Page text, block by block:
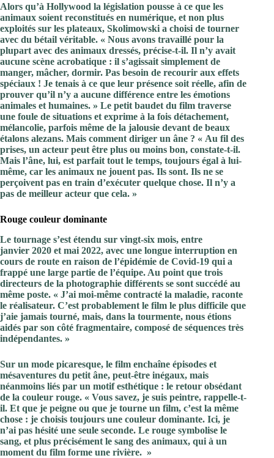
Alors qu’à Hollywood la législation pousse à ce que les
animaux soient reconstitués en numérique, et non plus
exploités sur les plateaux, Skolimowski a choisi de tourner
avec du bétail véritable. « Nous avons travaillé pour la
plupart avec des animaux dressés, précise-t-il. Il n’y avait
aucune scène acrobatique : il s’agissait simplement de
manger, mâcher, dormir. Pas besoin de recourir aux effets
spéciaux ! Je tenais à ce que leur présence soit réelle, afin de
prouver qu’il n’y a aucune différence entre les émotions
animales et humaines. » Le petit baudet du film traverse
une foule de situations et exprime à la fois détachement,
mélancolie, parfois même de la jalousie devant de beaux
étalons alezans. Mais comment diriger un âne ? « Au fil des
prises, un acteur peut être plus ou moins bon, constate-t-il.
Mais l’âne, lui, est parfait tout le temps, toujours égal à lui-
même, car les animaux ne jouent pas. Ils sont. Ils ne se
perçoivent pas en train d’exécuter quelque chose. Il n’y a
pas de meilleur acteur que cela. »
Rouge couleur dominante
Le tournage s’est étendu sur vingt-six mois, entre
janvier 2020 et mai 2022, avec une longue interruption en
cours de route en raison de l’épidémie de Covid-19 qui a
frappé une large partie de l’équipe. Au point que trois
directeurs de la photographie différents se sont succédé au
même poste. « J’ai moi-même contracté la maladie, raconte
le réalisateur. C’est probablement le film le plus difficile que
j’aie jamais tourné, mais, dans la tourmente, nous étions
aidés par son côté fragmentaire, composé de séquences très
indépendantes. »
Sur un mode picaresque, le film enchaîne épisodes et
mésaventures du petit âne, peut-être inégaux, mais
néanmoins liés par un motif esthétique : le retour obsédant
de la couleur rouge. « Vous savez, je suis peintre, rappelle-t-
il. Et que je peigne ou que je tourne un film, c’est la même
chose : je choisis toujours une couleur dominante. Ici, je
n’ai pas hésité une seule seconde. Le rouge symbolise le
sang, et plus précisément le sang des animaux, qui à un
moment du film forme une rivière. »